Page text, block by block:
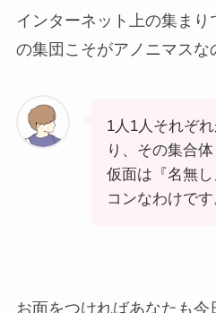
インターネット上の集まり
の集団こそがアノニマスな
1人1人それぞ
り、その集合体
仮面は『名無
コンなわけです
お面をつければあなたも